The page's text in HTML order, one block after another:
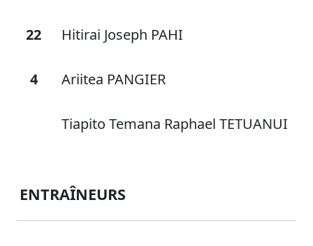
22 Hitirai Joseph PAHI
4 Ariitea PANGIER
Tiapito Temana Raphael TETUANUI
ENTRAÎNEURS